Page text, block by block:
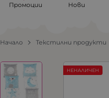
Промоции Нови
Начало Текстилни продукти
НЕНАЛИЧЕН